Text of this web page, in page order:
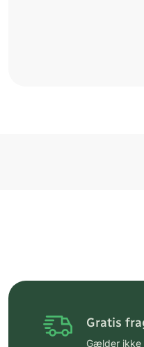
Gratis
Gælder ikke